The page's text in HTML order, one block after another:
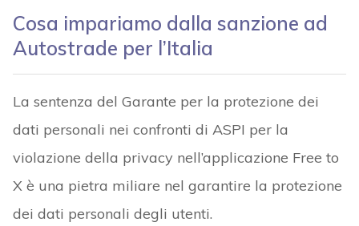
Cosa impariamo dalla sanzione ad
Autostrade per l’Italia
La sentenza del Garante per la protezione dei
dati personali nei confronti di ASPI per la
violazione della privacy nell’applicazione Free to
X è una pietra miliare nel garantire la protezione
dei dati personali degli utenti.